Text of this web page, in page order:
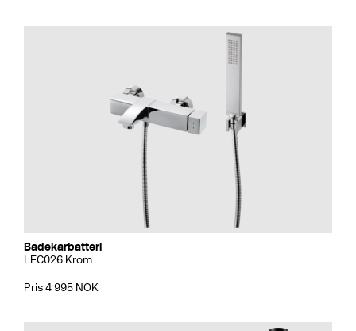
Badekarbatteri
LEC026 Krom
Pris 4 995 NOK